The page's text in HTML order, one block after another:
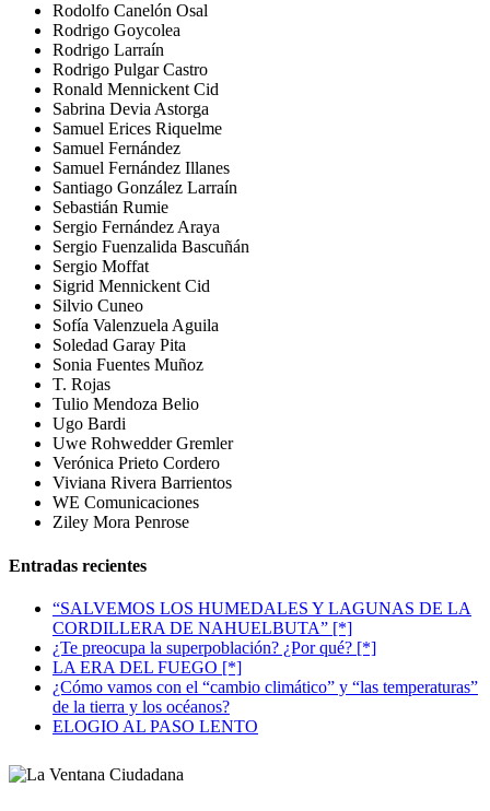
Rodolfo Canelón Osal
Rodrigo Goycolea
Rodrigo Larraín
Rodrigo Pulgar Castro
Ronald Mennickent Cid
Sabrina Devia Astorga
Samuel Erices Riquelme
Samuel Fernández
Samuel Fernández Illanes
Santiago González Larraín
Sebastián Rumie
Sergio Fernández Araya
Sergio Fuenzalida Bascuñán
Sergio Moffat
Sigrid Mennickent Cid
Silvio Cuneo
Sofía Valenzuela Aguila
Soledad Garay Pita
Sonia Fuentes Muñoz
T. Rojas
Tulio Mendoza Belio
Ugo Bardi
Uwe Rohwedder Gremler
Verónica Prieto Cordero
Viviana Rivera Barrientos
WE Comunicaciones
Ziley Mora Penrose
Entradas recientes
“SALVEMOS LOS HUMEDALES Y LAGUNAS DE LA
CORDILLERA DE NAHUELBUTA” [*]
¿Te preocupa la superpoblación? ¿Por qué? [*]
LA ERA DEL FUEGO [*]
¿Cómo vamos con el “cambio climático” y “las temperaturas”
de la tierra y los océanos?
ELOGIO AL PASO LENTO